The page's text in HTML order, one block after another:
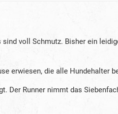
voll Schmutz. Bisher ein
erwiesen, die alle Hundehalter
Der Runner nimmt das